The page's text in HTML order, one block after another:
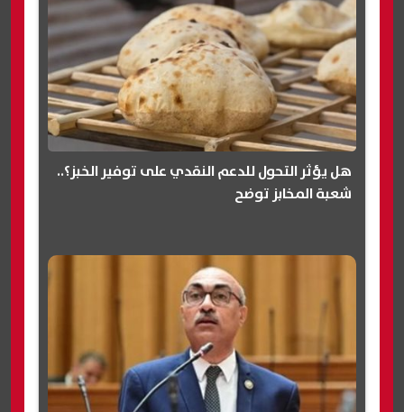
هل يؤثر التحول للدعم النقدي على توفير الخبز؟..
شعبة المخابز توضح